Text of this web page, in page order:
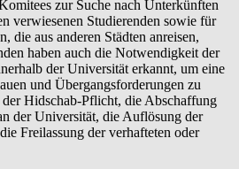
zur Suche nach Unterkünften
verwiesenen Studierenden sowie für
die aus anderen Städten anreisen,
haben auch die Notwendigkeit der
der Universität erkannt, um eine
und Übergangsforderungen zu
Hidschab-Pflicht, die Abschaffung
der Universität, die Auflösung der
Freilassung der verhafteten oder